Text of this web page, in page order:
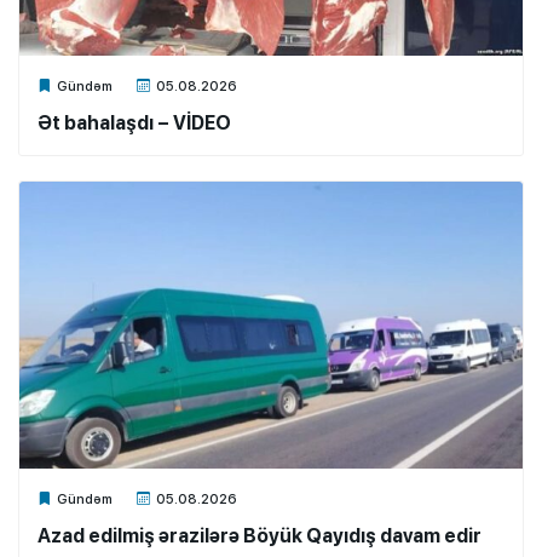
Gündəm 05.08.2026
Xalq.Online
Ət bahalaşdı – VİDEO
Gündəm 05.08.2026
Xalq.Online
Azad edilmiş ərazilərə Böyük Qayıdış davam edir